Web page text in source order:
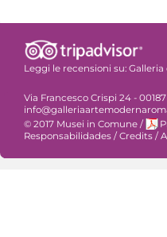
Leggi le recensioni su: Galleria
Via Francesco Crispi 24 -
© 2017 Musei in Comune /
Responsabilidades /Credits /